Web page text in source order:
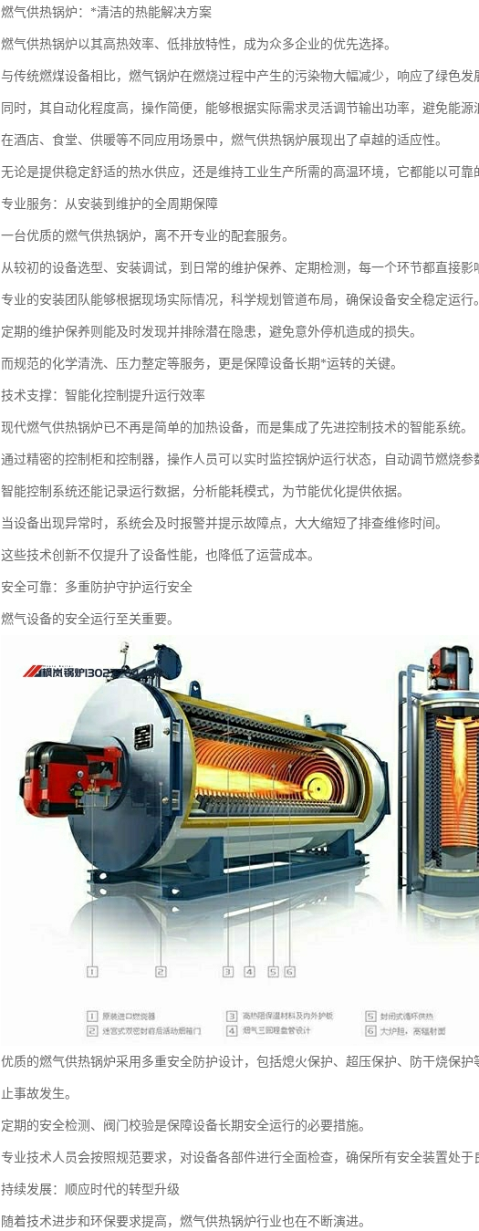
燃气供热锅炉：*清洁的热能解决方案
燃气供热锅炉以其高热效率、低排放特性，成为众多企业的优先选择。
与传统燃煤设备相比，燃气锅炉在燃烧过程中产生的污染物大幅减少，响应了绿色发
同时，其自动化程度高，操作简便，能够根据实际需求灵活调节输出功率，避免能源
在酒店、食堂、供暖等不同应用场景中，燃气供热锅炉展现出了卓越的适应性。
无论是提供稳定舒适的热水供应，还是维持工业生产所需的高温环境，它都能以可靠
专业服务：从安装到维护的全周期保障
一台优质的燃气供热锅炉，离不开专业的配套服务。
从较初的设备选型、安装调试，到日常的维护保养、定期检测，每一个环节都直接
专业的安装团队能够根据现场实际情况，科学规划管道布局，确保设备安全稳定运行
定期的维护保养则能及时发现并排除潜在隐患，避免意外停机造成的损失。
而规范的化学清洗、压力整定等服务，更是保障设备长期*运转的关键。
技术支撑：智能化控制提升运行效率
现代燃气供热锅炉已不再是简单的加热设备，而是集成了先进控制技术的智能系统。
通过精密的控制柜和控制器，操作人员可以实时监控锅炉运行状态，自动调节燃烧参
智能控制系统还能记录运行数据，分析能耗模式，为节能优化提供依据。
当设备出现异常时，系统会及时报警并提示故障点，大大缩短了排查维修时间。
这些技术创新不仅提升了设备性能，也降低了运营成本。
安全可靠：多重防护守护运行安全
燃气设备的安全运行至关重要。
优质的燃气供热锅炉采用多重安全防护设计，包括熄火保护、超压保护、防干烧保
止事故发生。
定期的安全检测、阀门校验是保障设备长期安全运行的必要措施。
专业技术人员会按照规范要求，对设备各部件进行全面检查，确保所有安全装置处
持续发展：顺应时代的转型升级
随着技术进步和环保要求提高，燃气供热锅炉行业也在不断演进。